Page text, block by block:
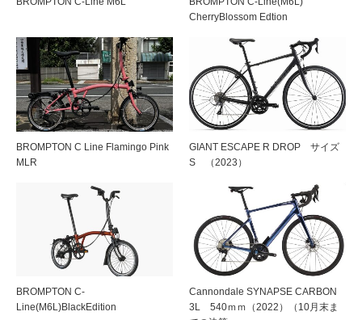
CherryBlossom Edtion
BROMPTON C Line Flamingo Pink
MLR
GIANT ESCAPE R DROP サイズ
S （2023）
BROMPTON C-
Line(M6L)BlackEdition
Cannondale SYNAPSE CARBON
3L 540ｍｍ（2022）（10月末ま